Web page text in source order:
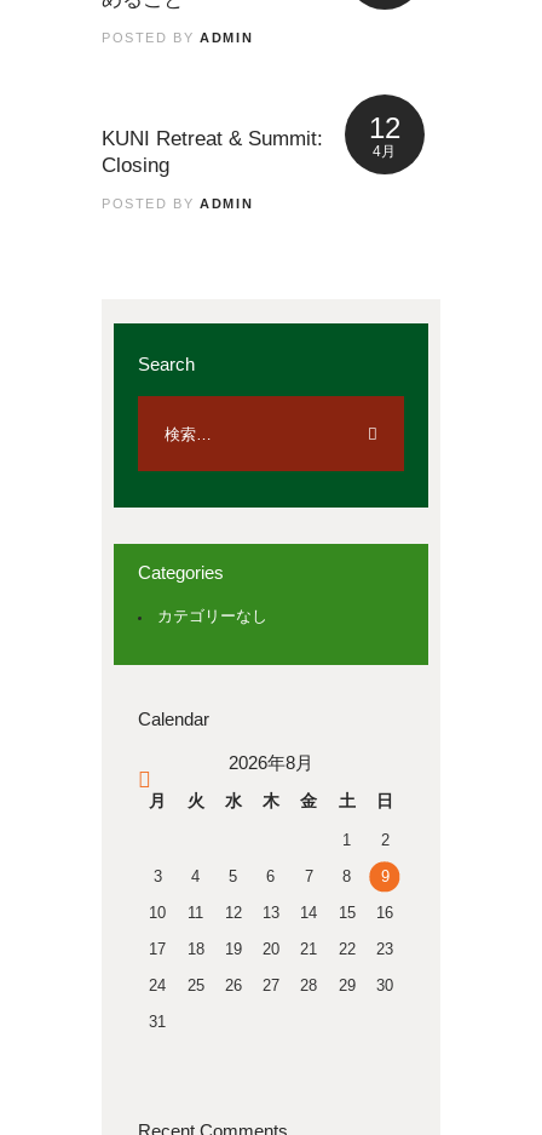
POSTED BYADMIN
12
4月
KUNI Retreat & Summit:
Closing
POSTED BYADMIN
Search
Categories
カテゴリーなし
Calendar
2026年8月
月 火 水 木 金 土 日
1
2
3
4 5 6 7 8
9
10
11 12 13 14 15
16
17
18 19 20 21 22
23
24
25 26 27 28 29
30
31
Recent Comments